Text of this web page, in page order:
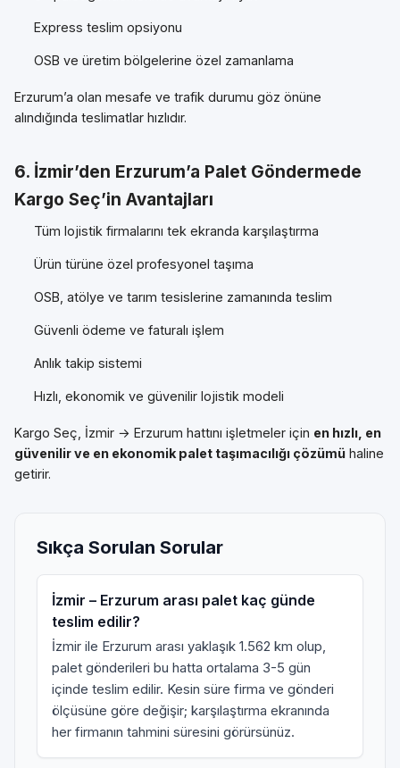
Express teslim opsiyonu
OSB ve üretim bölgelerine özel zamanlama
Erzurum’a olan mesafe ve trafik durumu göz önüne
alındığında teslimatlar hızlıdır.
6. İzmir’den Erzurum’a Palet Göndermede
Kargo Seç’in Avantajları
Tüm lojistik firmalarını tek ekranda karşılaştırma
Ürün türüne özel profesyonel taşıma
OSB, atölye ve tarım tesislerine zamanında teslim
Güvenli ödeme ve faturalı işlem
Anlık takip sistemi
Hızlı, ekonomik ve güvenilir lojistik modeli
Kargo Seç, İzmir → Erzurum hattını işletmeler için en hızlı, en
güvenilir ve en ekonomik palet taşımacılığı çözümü haline
getirir.
Sıkça Sorulan Sorular
İzmir – Erzurum arası palet kaç günde
teslim edilir?
İzmir ile Erzurum arası yaklaşık 1.562 km olup,
palet gönderileri bu hatta ortalama 3-5 gün
içinde teslim edilir. Kesin süre firma ve gönderi
ölçüsüne göre değişir; karşılaştırma ekranında
her firmanın tahmini süresini görürsünüz.